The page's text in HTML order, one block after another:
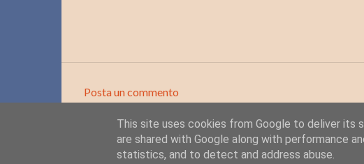
C
Posta un commento
This site uses cookies from Google to deliver its
are shared with Google along with performance
statistics, and to detect and address abuse.